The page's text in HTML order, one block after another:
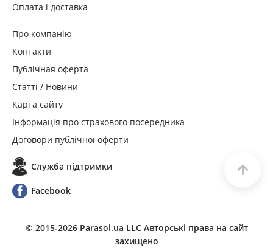
Оплата і доставка
Про компанію
Контакти
Публічная оферта
Статті / Новини
Карта сайту
Інформація про страхового посередника
Договори публічної оферти
Служба пiдтримки
Facebook
© 2015-2026Parasol.ua LLC Авторські права на сайт
захищено